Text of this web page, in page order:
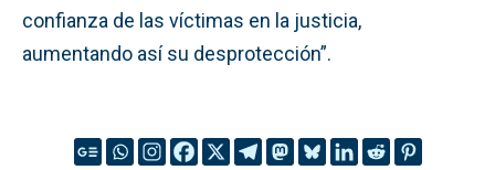
confianza de las víctimas en la justicia,
aumentando así su desprotección”.